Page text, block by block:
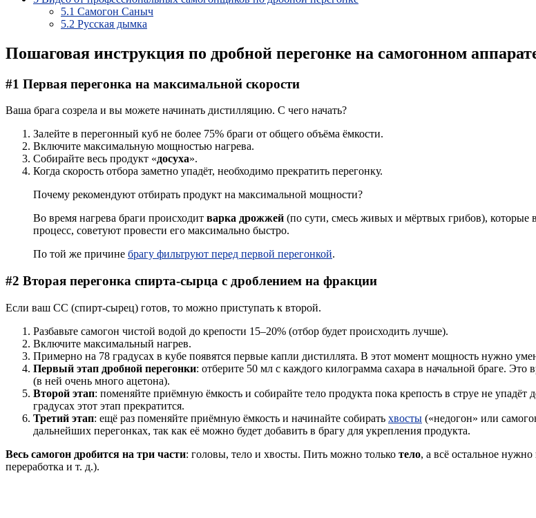
5.1 Самогон Саныч
5.2 Русская дымка
Пошаговая инструкция по дробной перегонке на самогонном
#1 Первая перегонка на максимальной скорости
Ваша брага созрела и вы можете начинать дистилляцию. С чего начать?
Залейте в перегонный куб не более 75% браги от общего объёма ёмкости.
Включите максимальную мощностью нагрева.
Собирайте весь продукт «досуха».
Когда скорость отбора заметно упадёт, необходимо прекратить перегонку.
Почему рекомендуют отбирать продукт на максимальной мощности?
Во время нагрева браги происходит варка дрожжей (по сути, смесь живых и мёртвых грибов), которые
процесс, советуют провести его максимально быстро.
По той же причине брагу фильтруют перед первой перегонкой.
#2 Вторая перегонка спирта-сырца с дроблением на фракции
Если ваш СС (спирт-сырец) готов, то можно приступать к второй.
Разбавьте самогон чистой водой до крепости 15–20% (отбор будет происходить лучше).
Включите максимальный нагрев.
Примерно на 78 градусах в кубе появятся первые капли дистиллята. В этот момент мощность нужно
Первый этап дробной перегонки: отберите 50 мл с каждого килограмма сахара в начальной браге. Это
(в ней очень много ацетона).
Второй этап: поменяйте приёмную ёмкость и собирайте тело продукта пока крепость в струе не
градусах этот этап прекратится.
Третий этап: ещё раз поменяйте приёмную ёмкость и начинайте собирать хвосты («недогон» или
дальнейших перегонках, так как её можно будет добавить в брагу для укрепления продукта.
Весь самогон дробится на три части: головы, тело и хвосты. Пить можно только тело, а всё остальное
переработка и т. д.).